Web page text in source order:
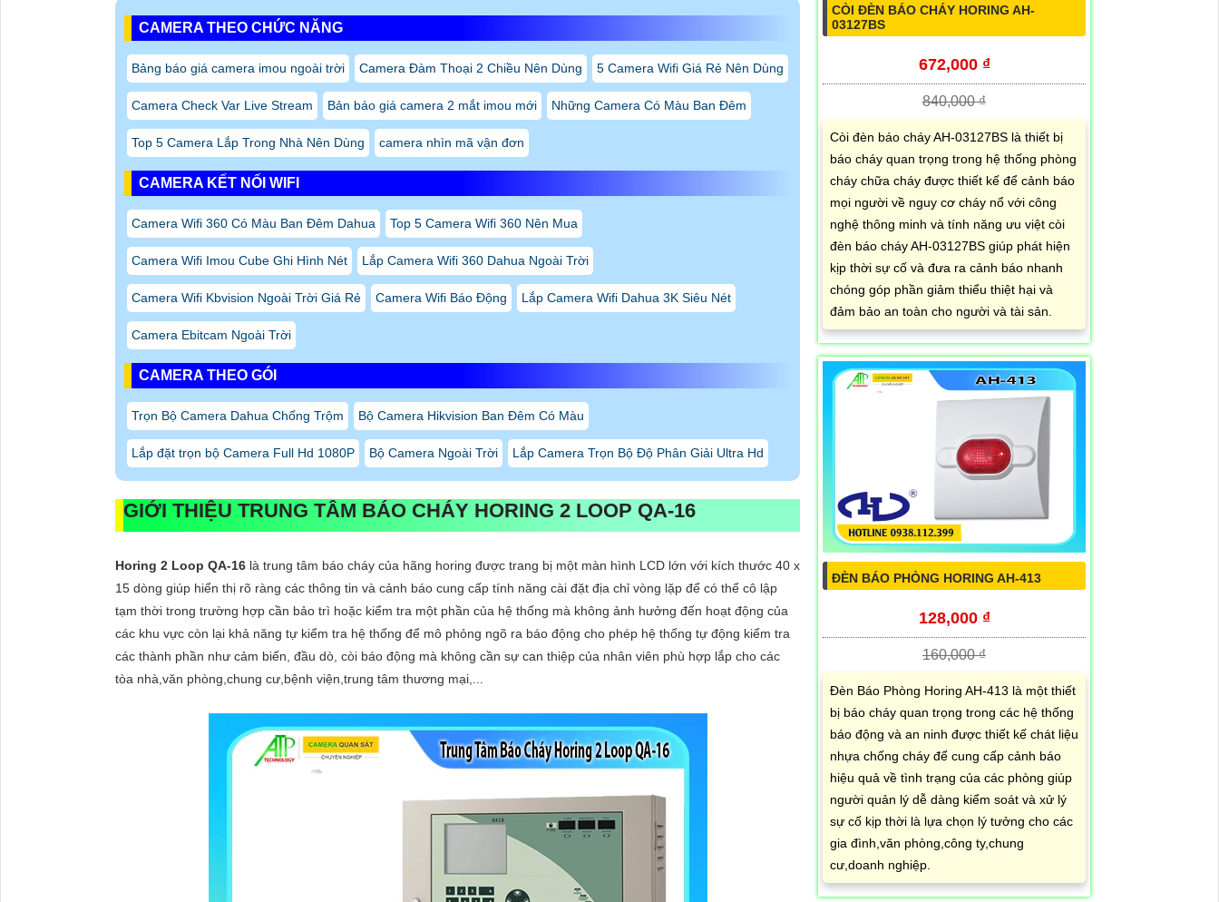
CAMERA THEO CHỨC NĂNG
Bảng báo giá camera imou ngoài trời Camera Đàm Thoại 2 Chiều Nên Dùng 5 Camera Wifi Giá Rẻ Nên Dùng
Camera Check Var Live Stream Bản báo giá camera 2 mắt imou mới Những Camera Có Màu Ban Đêm
Top 5 Camera Lắp Trong Nhà Nên Dùng camera nhìn mã vận đơn
CAMERA KẾT NỐI WIFI
Camera Wifi 360 Có Màu Ban Đêm Dahua Top 5 Camera Wifi 360 Nên Mua
Camera Wifi Imou Cube Ghi Hình Nét Lắp Camera Wifi 360 Dahua Ngoài Trời
Camera Wifi Kbvision Ngoài Trời Giá Rẻ Camera Wifi Báo Động Lắp Camera Wifi Dahua 3K Siêu Nét
Camera Ebitcam Ngoài Trời
CAMERA THEO GÓI
Trọn Bộ Camera Dahua Chống Trộm Bộ Camera Hikvision Ban Đêm Có Màu
Lắp đặt trọn bộ Camera Full Hd 1080P Bộ Camera Ngoài Trời Lắp Camera Trọn Bộ Độ Phân Giải Ultra Hd
GIỚI THIỆU TRUNG TÂM BÁO CHÁY HORING 2 LOOP QA-16
Horing 2 Loop QA-16 là trung tâm báo cháy của hãng horing được trang bị một màn hình LCD lớn với kích thước 40 x
15 dòng giúp hiển thị rõ ràng các thông tin và cảnh báo cung cấp tính năng cài đặt địa chỉ vòng lặp để có thể cô lập
tạm thời trong trường hợp cần bảo trì hoặc kiểm tra một phần của hệ thống mà không ảnh hưởng đến hoạt động của
các khu vực còn lại khả năng tự kiểm tra hệ thống để mô phỏng ngõ ra báo động cho phép hệ thống tự động kiểm tra
các thành phần như cảm biến, đầu dò, còi báo động mà không cần sự can thiệp của nhân viên phù hợp lắp cho các
tòa nhà,văn phòng,chung cư,bệnh viện,trung tâm thương mại,...
CÒI ĐÈN BÁO CHÁY HORING AH-
03127BS
672,000 ₫
840,000 ₫
Còi đèn báo cháy AH-03127BS là thiết bị
báo cháy quan trọng trong hệ thống phòng
cháy chữa cháy được thiết kế để cảnh báo
mọi người về nguy cơ cháy nổ với công
nghệ thông minh và tính năng ưu việt còi
đèn báo cháy AH-03127BS giúp phát hiện
kịp thời sự cố và đưa ra cảnh báo nhanh
chóng góp phần giảm thiểu thiệt hại và
đảm bảo an toàn cho người và tài sản.
ĐÈN BÁO PHÒNG HORING AH-413
128,000 ₫
160,000 ₫
Đèn Báo Phòng Horing AH-413 là một thiết
bị báo cháy quan trọng trong các hệ thống
báo động và an ninh được thiết kế chát liệu
nhựa chống cháy để cung cấp cảnh báo
hiệu quả về tình trạng của các phòng giúp
người quản lý dễ dàng kiểm soát và xử lý
sự cố kịp thời là lựa chọn lý tưởng cho các
gia đình,văn phòng,công ty,chung
cư,doanh nghiệp.